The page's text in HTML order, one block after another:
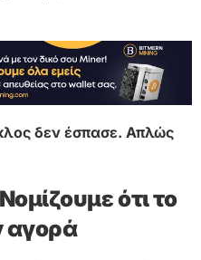
δεν έσπασε. Απλώς
ότι το
αγορά